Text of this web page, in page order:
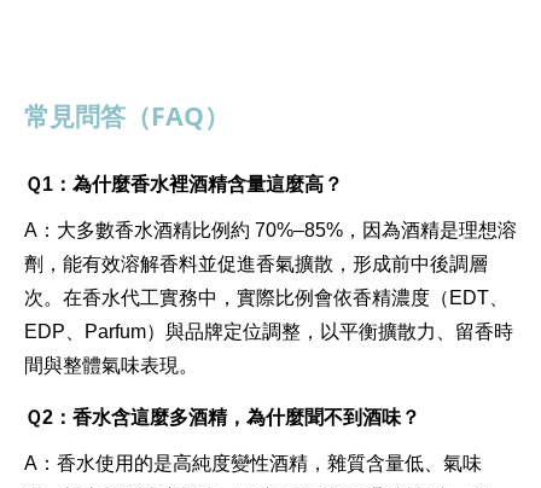
常見問答（FAQ）
Ｑ1：為什麼香水裡酒精含量這麼高？
A ：大多數香水酒精比例約 70%–85%，因為酒精是理想溶
劑，能有效溶解香料並促進香氣擴散，形成前中後調層
次。在香水代工實務中，實際比例會依香精濃度（EDT、
EDP、Parfum）與品牌定位調整，以平衡擴散力、留香時
間與整體氣味表現。
Ｑ2：香水含這麼多酒精，為什麼聞不到酒味？
A ：香水使用的是高純度變性酒精，雜質含量低、氣味